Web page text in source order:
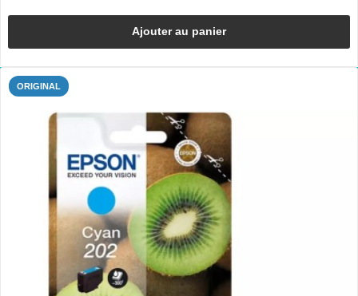
Ajouter au panier
ORIGINAL